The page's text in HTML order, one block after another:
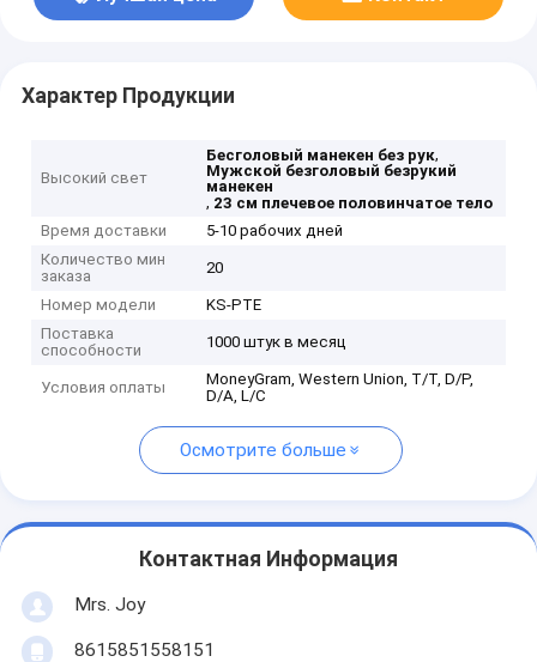
Характер Продукции
Высокий свет
Бесголовый манекен без рук,
Мужской безголовый безрукий
манекен
, 23 см плечевое половинчатое тело
Время доставки
5-10 рабочих дней
Количество мин
заказа
20
Номер модели
KS-PTE
Поставка
способности
1000 штук в месяц
Условия оплаты
MoneyGram, Western Union, T/T, D/P,
D/A, L/C
Осмотрите больше
Контактная Информация
Mrs. Joy
8615851558151